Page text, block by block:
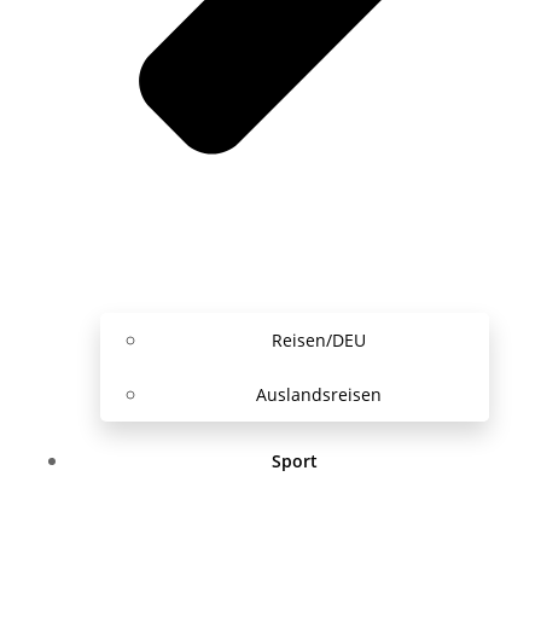
Reisen/DEU
Auslandsreisen
Sport